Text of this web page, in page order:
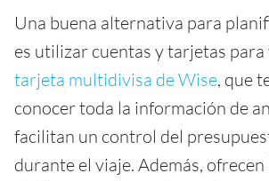
Una buena alternativa para
es utilizar cuentas y tarjetas para
tarjeta multidivisa de Wise, que
conocer toda la información de
facilitan un control del
durante el viaje. Además,